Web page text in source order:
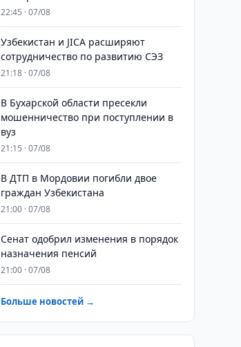
22:45 · 07/08
Узбекистан и JICA расширяют
сотрудничество по развитию СЭЗ
21:18 · 07/08
В Бухарской области пресекли
мошенничество при поступлении в
вуз
21:15 · 07/08
В ДТП в Мордовии погибли двое
граждан Узбекистана
21:00 · 07/08
Сенат одобрил изменения в порядок
назначения пенсий
21:00 · 07/08
Больше новостей →